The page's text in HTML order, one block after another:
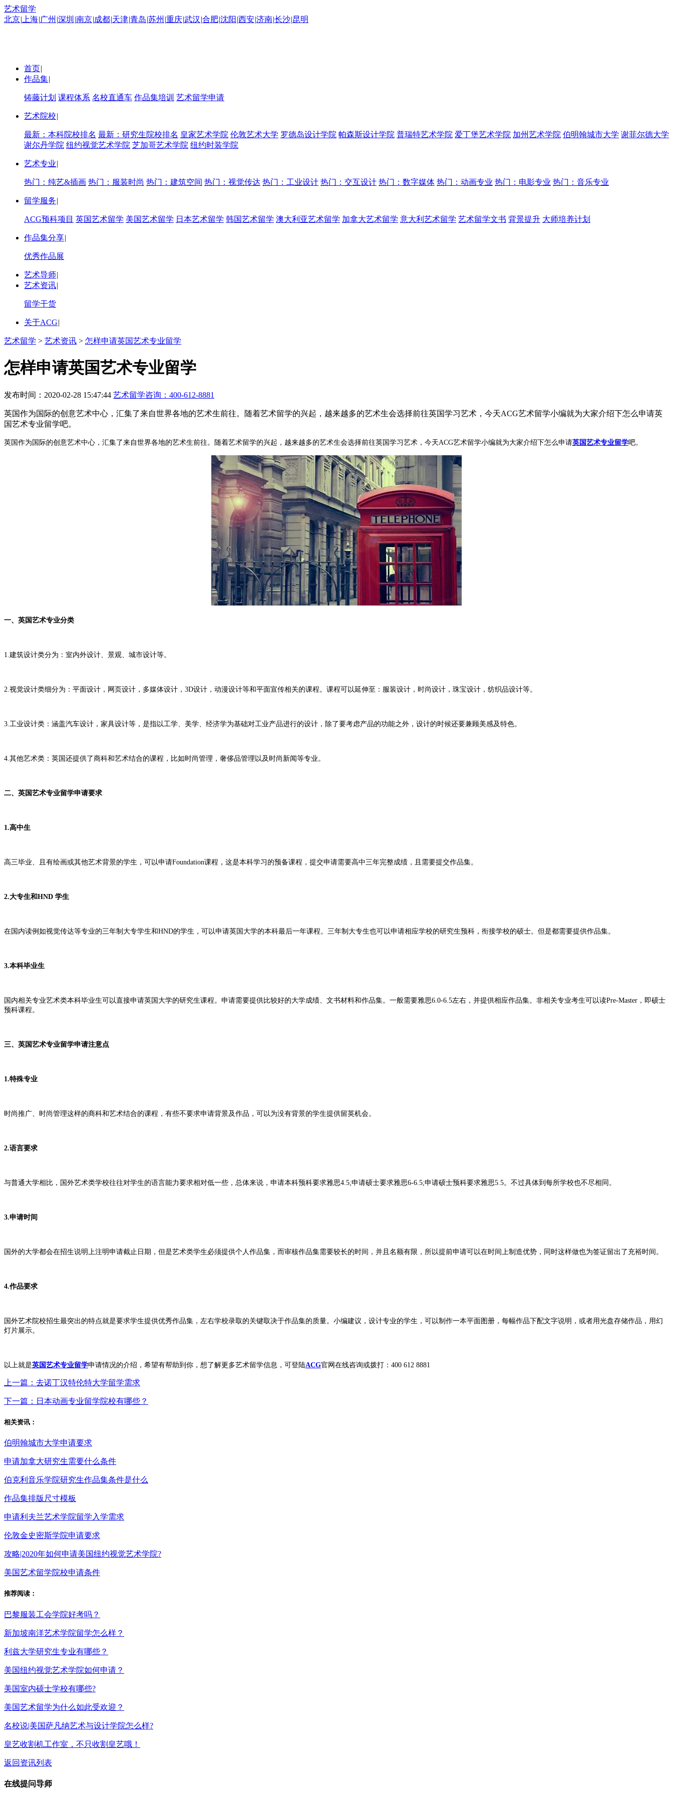
艺术留学
北京| 上海|广州 |深圳 |南京|成都|天津|青岛|苏州 |重庆|武汉 |合肥|沈阳 |西安|济南|长沙|昆明
首页|
作品集|
铸藤计划 课程体系 名校直通车 作品集培训 艺术留学申请
艺术院校|
最新：本科院校排名 最新：研究生院校排名 皇家艺术学院 伦敦艺术大学 罗德岛设计学院 帕森斯设计学院 普瑞特艺术学院 爱丁堡艺术学院 加州艺术学院 伯明翰城市大学 谢菲尔德大学
谢尔丹学院 纽约视觉艺术学院 芝加哥艺术学院 纽约时装学院
艺术专业|
热门：纯艺&插画 热门：服装时尚 热门：建筑空间 热门：视觉传达 热门：工业设计 热门：交互设计 热门：数字媒体 热门：动画专业 热门：电影专业 热门：音乐专业
留学服务|
ACG预科项目 英国艺术留学 美国艺术留学 日本艺术留学 韩国艺术留学 澳大利亚艺术留学 加拿大艺术留学 意大利艺术留学 艺术留学文书 背景提升 大师培养计划
作品集分享|
优秀作品展
艺术导师|
艺术资讯|
留学干货
关于ACG|
艺术留学 > 艺术资讯 > 怎样申请英国艺术专业留学
怎样申请英国艺术专业留学
发布时间：2020-02-28 15:47:44 艺术留学咨询： 400-612-8881
英国作为国际的创意艺术中心，汇集了来自世界各地的艺术生前往。随着艺术留学的兴起，越来越多的艺术生会选择前往英国学习艺术，今天ACG艺术留学小编就为大家介绍下怎么申请英
国艺术专业留学吧。
英国作为国际的创意艺术中心，汇集了来自世界各地的艺术生前往。随着艺术留学的兴起，越来越多的艺术生会选择前往英国学习艺术，今天ACG艺术留学小编就为大家介绍下怎么申请英国艺术专业留学吧。
一、英国艺术专业分类
1.建筑设计类分为：室内外设计、景观、城市设计等。
2.视觉设计类细分为：平面设计，网页设计，多媒体设计，3D设计，动漫设计等和平面宣传相关的课程。课程可以延伸至：服装设计，时尚设计，珠宝设计，纺织品设计等。
3.工业设计类：涵盖汽车设计，家具设计等，是指以工学、美学、经济学为基础对工业产品进行的设计，除了要考虑产品的功能之外，设计的时候还要兼顾美感及特色。
4.其他艺术类：英国还提供了商科和艺术结合的课程，比如时尚管理，奢侈品管理以及时尚新闻等专业。
二、英国艺术专业留学申请要求
1.高中生
高三毕业、且有绘画或其他艺术背景的学生，可以申请Foundation课程，这是本科学习的预备课程，提交申请需要高中三年完整成绩，且需要提交作品集。
2.大专生和HND 学生
在国内读例如视觉传达等专业的三年制大专学生和HND的学生，可以申请英国大学的本科最后一年课程。三年制大专生也可以申请相应学校的研究生预科，衔接学校的硕士。但是都需要提供作品集。
3.本科毕业生
国内相关专业艺术类本科毕业生可以直接申请英国大学的研究生课程。申请需要提供比较好的大学成绩、文书材料和作品集。一般需要雅思6.0-6.5左右，并提供相应作品集。非相关专业考生可以读Pre-Master，即硕士
预科课程。
三、英国艺术专业留学申请注意点
1.特殊专业
时尚推广、时尚管理这样的商科和艺术结合的课程，有些不要求申请背景及作品，可以为没有背景的学生提供留英机会。
2.语言要求
与普通大学相比，国外艺术类学校往往对学生的语言能力要求相对低一些，总体来说，申请本科预科要求雅思4.5;申请硕士要求雅思6-6.5;申请硕士预科要求雅思5.5。不过具体到每所学校也不尽相同。
3.申请时间
国外的大学都会在招生说明上注明申请截止日期，但是艺术类学生必须提供个人作品集，而审核作品集需要较长的时间，并且名额有限，所以提前申请可以在时间上制造优势，同时这样做也为签证留出了充裕时间。
4.作品要求
国外艺术院校招生最突出的特点就是要求学生提供优秀作品集，左右学校录取的关键取决于作品集的质量。小编建议，设计专业的学生，可以制作一本平面图册，每幅作品下配文字说明，或者用光盘存储作品，用幻
灯片展示。
以上就是英国艺术专业留学申请情况的介绍，希望有帮助到你，想了解更多艺术留学信息，可登陆ACG官网在线咨询或拨打：400 612 8881
上一篇：去诺丁汉特伦特大学留学需求
下一篇：日本动画专业留学院校有哪些？
相关资讯：
伯明翰城市大学申请要求
申请加拿大研究生需要什么条件
伯克利音乐学院研究生作品集条件是什么
作品集排版尺寸模板
申请利夫兰艺术学院留学入学需求
伦敦金史密斯学院申请要求
攻略|2020年如何申请美国纽约视觉艺术学院?
美国艺术留学院校申请条件
推荐阅读：
巴黎服装工会学院好考吗？
新加坡南洋艺术学院留学怎么样？
利兹大学研究生专业有哪些？
美国纽约视觉艺术学院如何申请？
美国室内硕士学校有哪些?
美国艺术留学为什么如此受欢迎？
名校说|美国萨凡纳艺术与设计学院怎么样?
皇艺收割机工作室，不只收割皇艺哦！
返回资讯列表
在线提问导师